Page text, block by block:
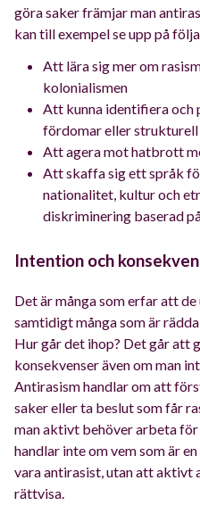
göra saker främjar man
kan till exempel se upp på
Att lära sig mer om
kolonialismen
Att kunna identifiera
fördomar eller strukturell
Att agera mot hatbrott
Att skaffa sig ett språk
nationalitet, kultur och
diskriminering baserad
Intention och
Det är många som erfar att
samtidigt många som är
Hur går det ihop? Det går att
konsekvenser även om man
Antirasism handlar om att
saker eller ta beslut som får
man aktivt behöver arbeta
handlar inte om vem som är
vara antirasist, utan att aktivt
rättvisa.